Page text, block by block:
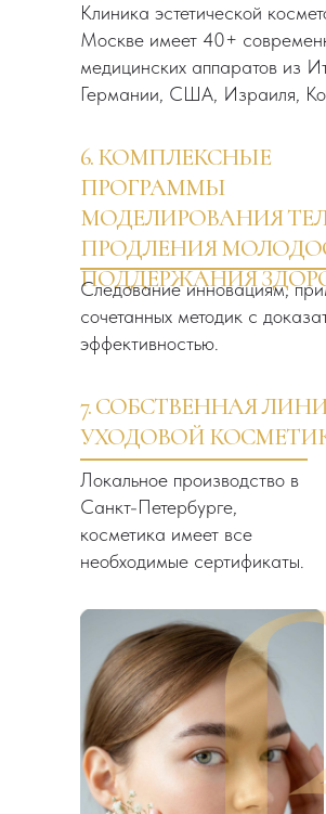
6. КОМПЛЕКСНЫЕ
ПРОГРАММЫ
МОДЕЛИРОВАНИЯ
ПРОДЛЕНИЯ
ПОДДЕРЖАНИЯ
7. СОБСТВЕННАЯ
УХОДОВОЙ
Клиника эстетической
Москве имеет 40+
медицинских аппаратов из
Германии, США, Израиля,
Следование инновациям,
сочетанных методик с
эффективностью.
Локальное производство в
Санкт-Петербурге,
косметика имеет все
необходимые сертификаты.